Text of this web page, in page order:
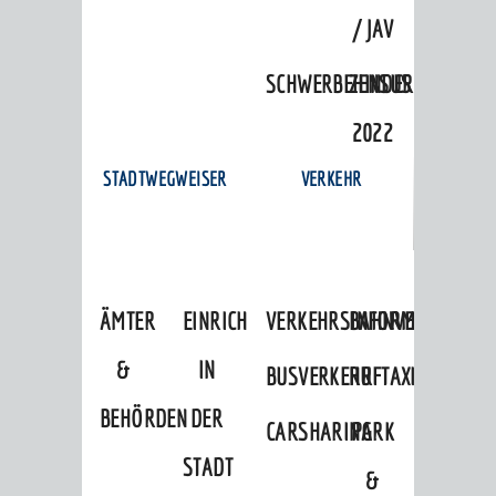
/ JAV
ZENSUS
2022
STADTWEGWEISER
ÄMTER
&
BEHÖRDEN
EINRICHTUNGEN
IN
DER
STADT
VERKEHR
VERKEHRSINFORMATIONEN
BAHNVERKEHR
BUSVERKEHRRUFTAXI
CARSHARINGPARK
&